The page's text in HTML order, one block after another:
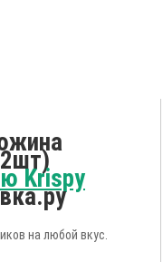
Krispy
на любой вкус.